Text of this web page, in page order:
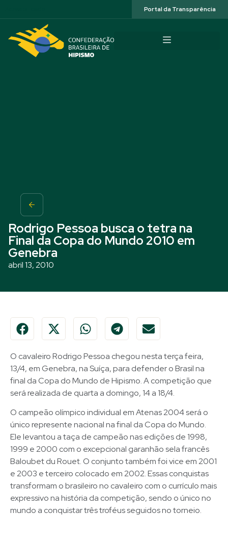
Portal da Transparência
Rodrigo Pessoa busca o tetra na
Final da Copa do Mundo 2010 em
Genebra
abril 13, 2010
O cavaleiro Rodrigo Pessoa chegou nesta terça feira,
13/4, em Genebra, na Suíça, para defender o Brasil na
final da Copa do Mundo de Hipismo. A competição que
será realizada de quarta a domingo, 14 a 18/4.
O campeão olímpico individual em Atenas 2004 será o
único represente nacional na final da Copa do Mundo.
Ele levantou a taça de campeão nas edições de 1998,
1999 e 2000 com o excepcional garanhão sela francês
Baloubet du Rouet. O conjunto também foi vice em 2001
e 2003 e terceiro colocado em 2002. Essas conquistas
transformam o brasileiro no cavaleiro com o currículo mais
expressivo na história da competição, sendo o único no
mundo a conquistar três troféus seguidos no torneio.